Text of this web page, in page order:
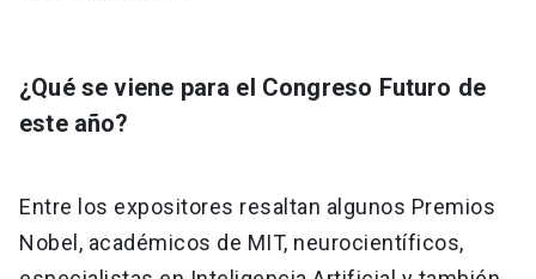
¿Qué se viene para el Congreso Futuro de
este año?
Entre los expositores resaltan algunos Premios
Nobel, académicos de MIT, neurocientíficos,